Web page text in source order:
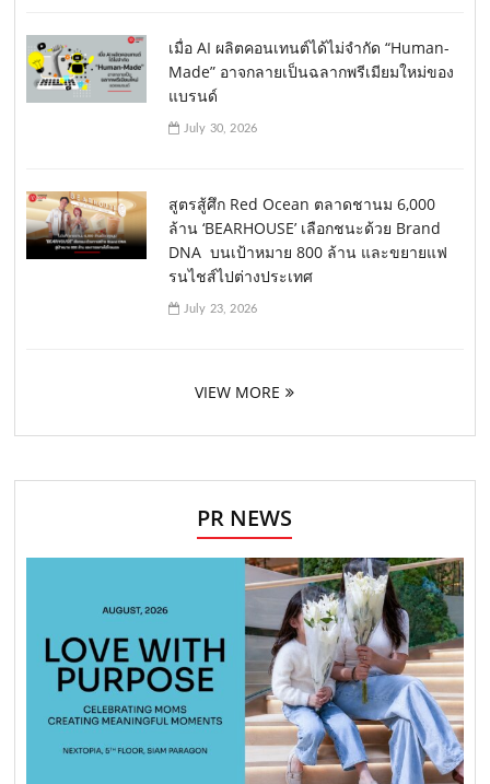
เมื่อ AI ผลิตคอนเทนต์ได้ไม่จำกัด “Human-
Made” อาจกลายเป็นฉลากพรีเมียมใหม่ของ
แบรนด์
July 30, 2026
สูตรสู้ศึก Red Ocean ตลาดชานม 6,000
ล้าน ‘BEARHOUSE’ เลือกชนะด้วย Brand
DNA บนเป้าหมาย 800 ล้าน และขยายแฟ
รนไชส์ไปต่างประเทศ
July 23, 2026
VIEW MORE
PR NEWS